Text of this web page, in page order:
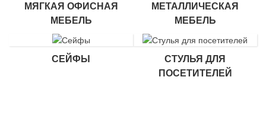
МЯГКАЯ ОФИСНАЯ
МЕБЕЛЬ
МЕТАЛЛИЧЕСКАЯ
МЕБЕЛЬ
СЕЙФЫ
СТУЛЬЯ ДЛЯ
ПОСЕТИТЕЛЕЙ